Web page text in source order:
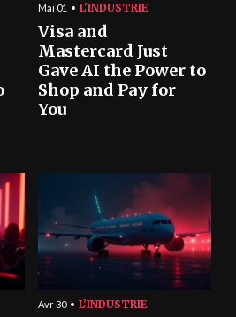
Mai 01 L'INDUSTRIE
Visa and
Mastercard Just
Gave AI the Power to
Shop and Pay for
You
Avr 30 L'INDUSTRIE